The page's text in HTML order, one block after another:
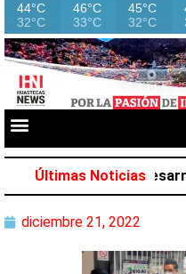
44°C
32°C
46°C
33°C
45°C
32°C
Últimas Noticias
favorece
diciembre 21, 2022